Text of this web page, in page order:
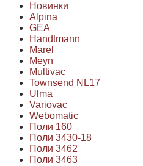
Новинки
Alpina
GEA
Handtmann
Marel
Meyn
Multivac
Townsend NL17
Ulma
Variovac
Webomatic
Поли 160
Поли 3430-18
Поли 3462
Поли 3463